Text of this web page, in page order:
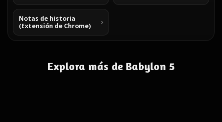
Notas de historia
(Extensión de Chrome)
Explora más de Babylon 5